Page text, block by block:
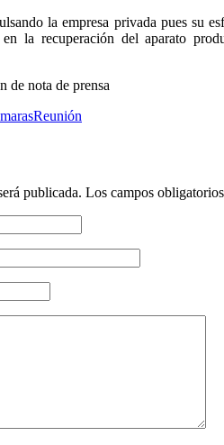
la empresa privada pues su
en la recuperación del aparato
de nota de prensa
Reunión
publicada. Los campos